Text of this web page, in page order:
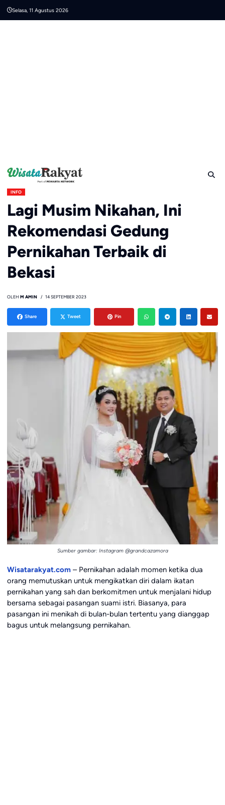
Selasa, 11 Agustus 2026
INFO
Lagi Musim Nikahan, Ini
Rekomendasi Gedung
Pernikahan Terbaik di
Bekasi
OLEH M AMIN 14 SEPTEMBER 2023
Share Tweet Pin
Sumber gambar: Instagram @grandcazamora
Wisatarakyat.com– Pernikahan adalah momen ketika dua
orang memutuskan untuk mengikatkan diri dalam ikatan
pernikahan yang sah dan berkomitmen untuk menjalani hidup
bersama sebagai pasangan suami istri. Biasanya, para
pasangan ini menikah di bulan-bulan tertentu yang dianggap
bagus untuk melangsung pernikahan.